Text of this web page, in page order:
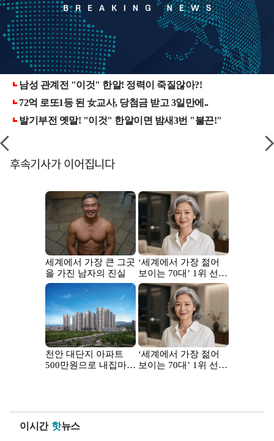
후속기사가 이어집니다
이시간 핫뉴스